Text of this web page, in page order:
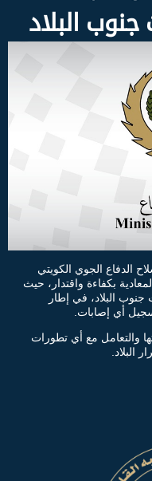
البلاد
الدفاع الجوي الكويتي
بكفاءة واقتدار، حيث
البلاد، في إطار
أي إصابات.
والتعامل مع أي تطورات